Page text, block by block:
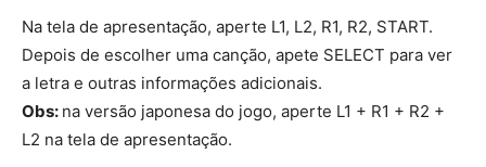
Na tela de apresentação, aperte L1, L2, R1, R2, START.
Depois de escolher uma canção, apete SELECT para ver
a letra e outras informações adicionais.
Obs: na versão japonesa do jogo, aperte L1 + R1 + R2 +
L2 na tela de apresentação.